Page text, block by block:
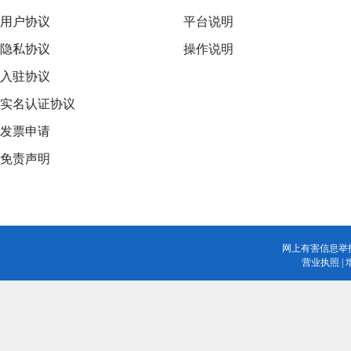
用户协议
隐私协议
入驻协议
实名认证协议
发票申请
免责声明
平台说明
操作说明
网上有害信息
营业执照